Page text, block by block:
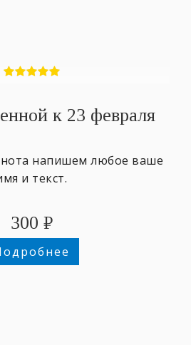
к 23 февраля
напишем любое ваше
и текст.
300 ₽